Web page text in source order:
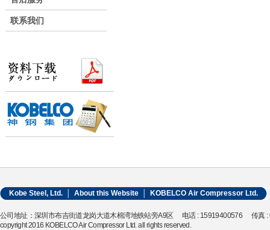
联系我们
Kobe Steel, Ltd. About this Website KOBELCO Air Compressor Ltd.
公司地址：深圳市布吉街道龙岗大道木棉湾地铁站旁A9区 电话 : 15919400576 传真
copyright 2016 KOBELCO Air Compressor Ltd. all rights reserved.